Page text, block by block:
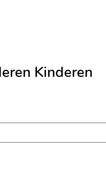
Kinderen